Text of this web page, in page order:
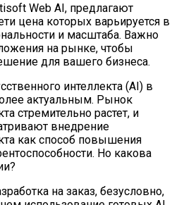
Web AI, предлагают
цена которых варьируется в
и масштаба. Важно
на рынке, чтобы
для вашего бизнеса.
интеллекта (AI) в
актуальным. Рынок
стремительно растет, и
внедрение
как способ повышения
Но какова
на заказ, безусловно,